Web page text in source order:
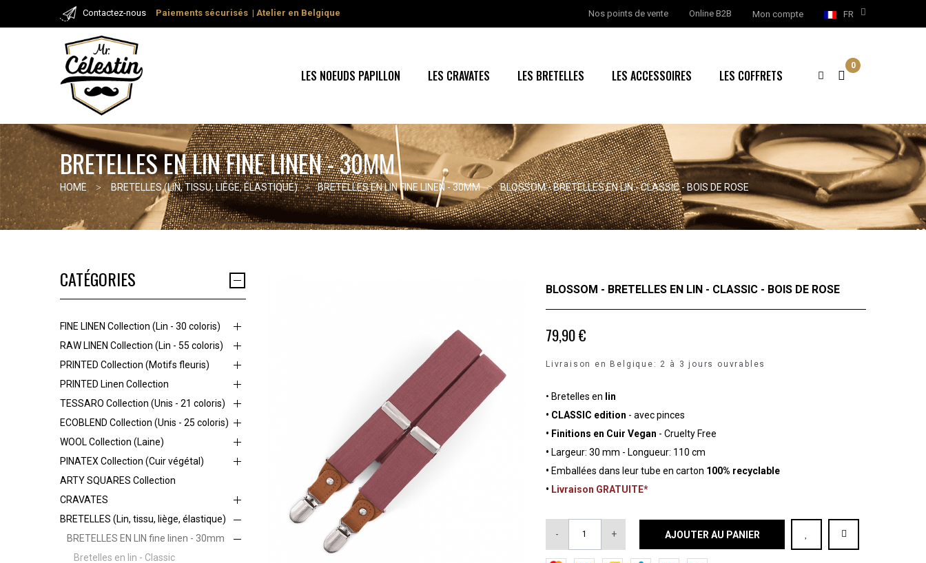
Contactez-nous Paiements sécurisés | Atelier en Belgique FR
Mon compte
Online B2B
Nos points de vente
LES NOEUDS PAPILLON LES CRAVATES LES BRETELLES LES ACCESSOIRES LES COFFRETS
0
BRETELLES EN LIN FINE LINEN - 30MM
HOME BRETELLES (LIN, TISSU, LIÈGE, ÉLASTIQUE) BRETELLES EN LIN FINE LINEN - 30MM BLOSSOM - BRETELLES EN LIN - CLASSIC - BOIS DE ROSE
CATÉGORIES
FINE LINEN Collection (Lin - 30 coloris)
RAW LINEN Collection (Lin - 55 coloris)
PRINTED Collection (Motifs fleuris)
PRINTED Linen Collection
TESSARO Collection (Unis - 21 coloris)
ECOBLEND Collection (Unis - 25 coloris)
WOOL Collection (Laine)
PINATEX Collection (Cuir végétal)
ARTY SQUARES Collection
CRAVATES
BRETELLES (Lin, tissu, liège, élastique)
BRETELLES EN LIN fine linen - 30mm
Bretelles en lin - Classic
BLOSSOM - BRETELLES EN LIN - CLASSIC - BOIS DE ROSE
79,90 €
Livraison en Belgique: 2 à 3 jours ouvrables
• Bretelles en lin
• CLASSIC edition - avec pinces
• Finitions en Cuir Vegan - Cruelty Free
• Largeur: 30 mm - Longueur: 110 cm
• Emballées dans leur tube en carton 100% recyclable
• Livraison GRATUITE*
- + AJOUTER AU PANIER